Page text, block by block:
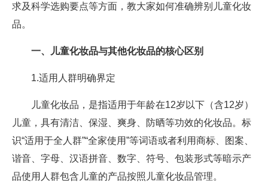
求及科学选购要点等方面，教大家如何准确辨别儿童化妆
品。​
一、儿童化妆品与其他化妆品的核心区别
1.适用人群明确界定
儿童化妆品，是指适用于年龄在12岁以下（含12岁）
儿童，具有清洁、保湿、爽身、防晒等功效的化妆品。标
识“适用于全人群”“全家使用”等词语或者利用商标、图案、
谐音、字母、汉语拼音、数字、符号、包装形式等暗示产
品使用人群包含儿童的产品按照儿童化妆品管理。